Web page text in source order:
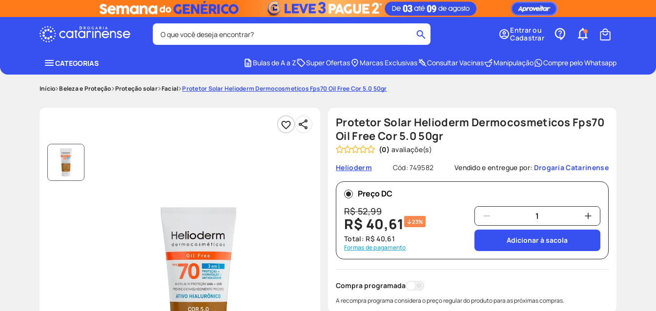
O que você deseja encontrar?
3º protetor solar facial 4º shampoo
8º protetor solar
teste gravidez
Entrar ou
Cadastrar
CATEGORIAS Bulas de A a Z Super Ofertas Marcas Exclusivas Consultar Vacinas Manipulação Compre pelo Whatsapp
Beleza e Proteção Proteção solar Facial Protetor Solar Helioderm Dermocosmeticos Fps70 Oil Free Cor 5.0 50gr
Protetor Solar Helioderm Dermocosmeticos Fps70
Oil Free Cor 5.0 50gr
(0)
Helioderm
Cód:749582 Vendido e entregue por: Drogaria Catarinense
Preço DC
R$52,99
R$ 40,61 23%
Total: R$ 40,61
Formas de pagamento
Adicionar à sacola
Compra programada
A recompra programa considera o preço regular do produto para as próximas compras.